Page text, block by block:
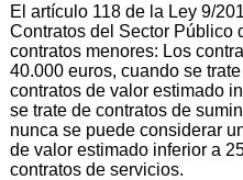
El artículo 118 de la Ley 9/
Contratos del Sector Público
contratos menores: Los
40.000 euros, cuando se
contratos de valor estimado
se trate de contratos de
nunca se puede considerar
de valor estimado inferior a
contratos de servicios.